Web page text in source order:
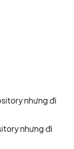
nhưng đi
nhưng đi